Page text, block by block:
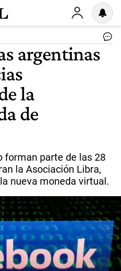
argentinas
la
de
forman parte de las 28
la Asociación Libra,
nueva moneda virtual.